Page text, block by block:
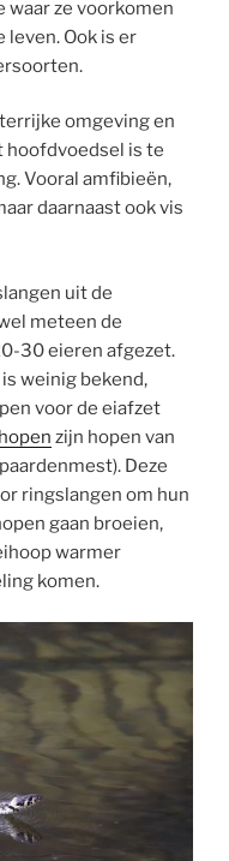
waar ze voorkomen
leven. Ook is er
omgeving en
hoofdvoedsel is te
Vooral amfibieën,
daarnaast ook vis
uit de
meteen de
30 eieren afgezet.
weinig bekend,
voor de eiafzet
zijn hopen van
Deze
ringslangen om hun
gaan broeien,
warmer
komen.